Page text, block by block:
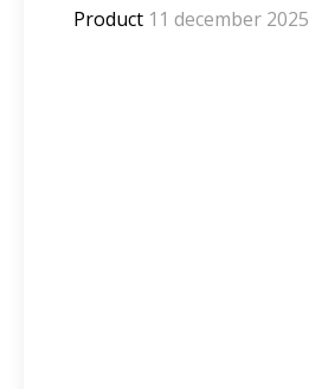
Product 11 december 2025